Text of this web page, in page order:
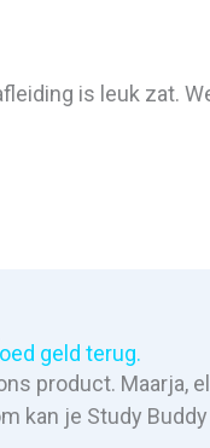
is leuk zat.
geld terug.
product. Maarja,
kan je Study